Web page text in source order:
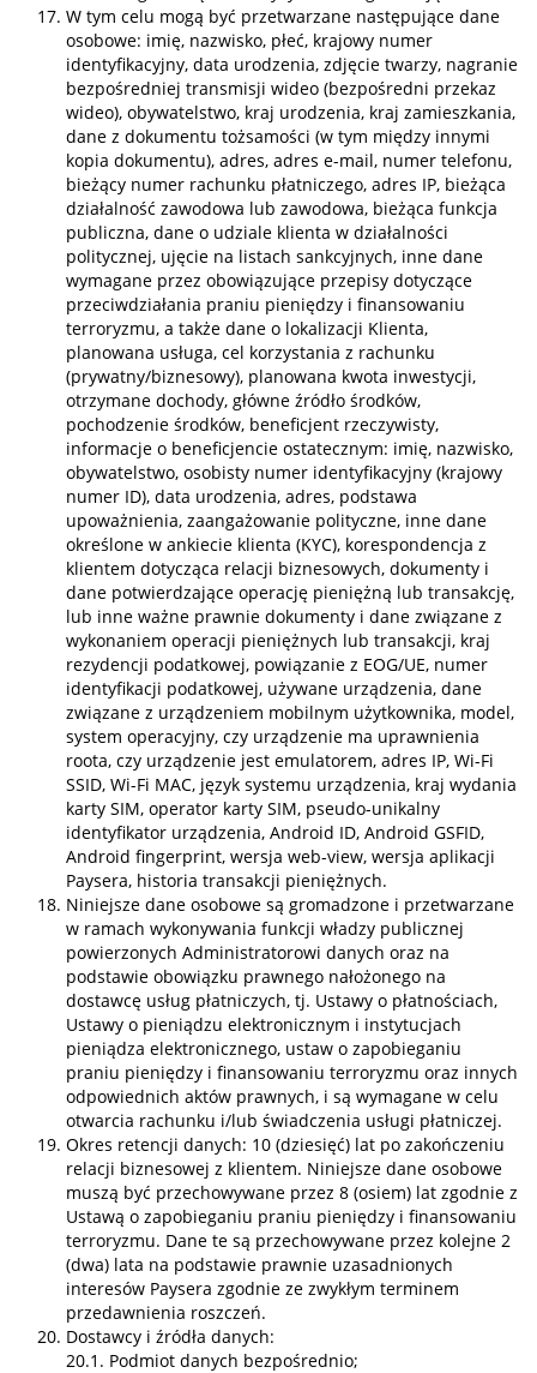
W tym celu mogą być przetwarzane następujące dane
osobowe: imię, nazwisko, płeć, krajowy numer
identyfikacyjny, data urodzenia, zdjęcie twarzy, nagranie
bezpośredniej transmisji wideo (bezpośredni przekaz
wideo), obywatelstwo, kraj urodzenia, kraj zamieszkania,
dane z dokumentu tożsamości (w tym między innymi
kopia dokumentu), adres, adres e-mail, numer telefonu,
bieżący numer rachunku płatniczego, adres IP, bieżąca
działalność zawodowa lub zawodowa, bieżąca funkcja
publiczna, dane o udziale klienta w działalności
politycznej, ujęcie na listach sankcyjnych, inne dane
wymagane przez obowiązujące przepisy dotyczące
przeciwdziałania praniu pieniędzy i finansowaniu
terroryzmu, a także dane o lokalizacji Klienta,
planowana usługa, cel korzystania z rachunku
(prywatny/biznesowy), planowana kwota inwestycji,
otrzymane dochody, główne źródło środków,
pochodzenie środków, beneficjent rzeczywisty,
informacje o beneficjencie ostatecznym: imię, nazwisko,
obywatelstwo, osobisty numer identyfikacyjny (krajowy
numer ID), data urodzenia, adres, podstawa
upoważnienia, zaangażowanie polityczne, inne dane
określone w ankiecie klienta (KYC), korespondencja z
klientem dotycząca relacji biznesowych, dokumenty i
dane potwierdzające operację pieniężną lub transakcję,
lub inne ważne prawnie dokumenty i dane związane z
wykonaniem operacji pieniężnych lub transakcji, kraj
rezydencji podatkowej, powiązanie z EOG/UE, numer
identyfikacji podatkowej, używane urządzenia, dane
związane z urządzeniem mobilnym użytkownika, model,
system operacyjny, czy urządzenie ma uprawnienia
roota, czy urządzenie jest emulatorem, adres IP, Wi-Fi
SSID, Wi-Fi MAC, język systemu urządzenia, kraj wydania
karty SIM, operator karty SIM, pseudo-unikalny
identyfikator urządzenia, Android ID, Android GSFID,
Android fingerprint, wersja web-view, wersja aplikacji
Paysera, historia transakcji pieniężnych.
Niniejsze dane osobowe są gromadzone i przetwarzane
w ramach wykonywania funkcji władzy publicznej
powierzonych Administratorowi danych oraz na
podstawie obowiązku prawnego nałożonego na
dostawcę usług płatniczych, tj. Ustawy o płatnościach,
Ustawy o pieniądzu elektronicznym i instytucjach
pieniądza elektronicznego, ustaw o zapobieganiu
praniu pieniędzy i finansowaniu terroryzmu oraz innych
odpowiednich aktów prawnych, i są wymagane w celu
otwarcia rachunku i/lub świadczenia usługi płatniczej.
Okres retencji danych: 10 (dziesięć) lat po zakończeniu
relacji biznesowej z klientem. Niniejsze dane osobowe
muszą być przechowywane przez 8 (osiem) lat zgodnie z
Ustawą o zapobieganiu praniu pieniędzy i finansowaniu
terroryzmu. Dane te są przechowywane przez kolejne 2
(dwa) lata na podstawie prawnie uzasadnionych
interesów Paysera zgodnie ze zwykłym terminem
przedawnienia roszczeń.
Dostawcy i źródła danych:
20.1. Podmiot danych bezpośrednio;